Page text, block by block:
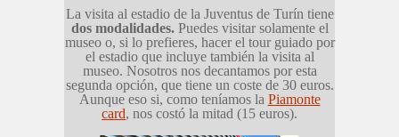
La visita al estadio de la Juventus de Turín tiene
dos modalidades.Puedes visitar solamente el
museo o, si lo prefieres, hacer el tour guiado por
el estadio que incluye también la visita al
museo. Nosotros nos decantamos por esta
segunda opción, que tiene un coste de 30 euros.
Aunque eso si, como teníamos la Piamonte
card, nos costó la mitad (15 euros).